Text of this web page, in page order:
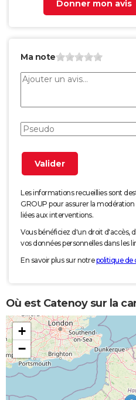
Donner mon avis
Ma note
Les informations recueillies sont
GROUP pour assurer la
liées aux interventions.
Vous bénéficiez d'un droit d'accès,
vos données personnelles dans les
En savoir plus sur notrepolitique de
Où est Catenoy sur la
+
−